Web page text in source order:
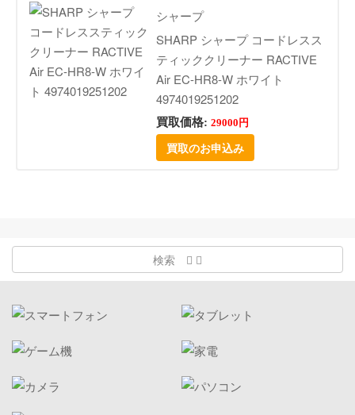
シャープ
SHARP シャープ コードレスス
ティッククリーナー RACTIVE
Air EC-HR8-W ホワイト
4974019251202
買取価格: 29000円
買取のお申込み
検索